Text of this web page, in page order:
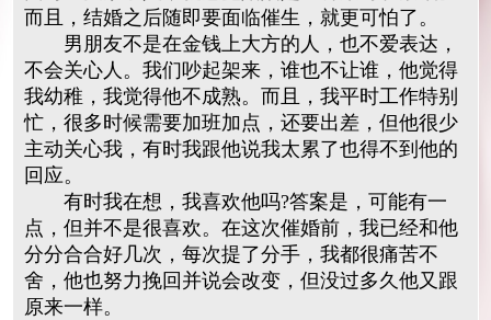
而且，结婚之后随即要面临催生，就更可怕了。
男朋友不是在金钱上大方的人，也不爱表达，
不会关心人。我们吵起架来，谁也不让谁，他觉得
我幼稚，我觉得他不成熟。而且，我平时工作特别
忙，很多时候需要加班加点，还要出差，但他很少
主动关心我，有时我跟他说我太累了也得不到他的
回应。
有时我在想，我喜欢他吗?答案是，可能有一
点，但并不是很喜欢。在这次催婚前，我已经和他
分分合合好几次，每次提了分手，我都很痛苦不
舍，他也努力挽回并说会改变，但没过多久他又跟
原来一样。